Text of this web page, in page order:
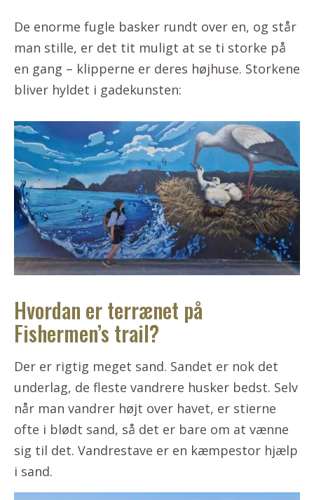
De enorme fugle basker rundt over en, og står
man stille, er det tit muligt at se ti storke på
en gang – klipperne er deres højhuse. Storkene
bliver hyldet i gadekunsten:
Hvordan er terrænet på
Fishermen’s trail?
Der er rigtig meget sand. Sandet er nok det
underlag, de fleste vandrere husker bedst. Selv
når man vandrer højt over havet, er stierne
ofte i blødt sand, så det er bare om at vænne
sig til det. Vandrestave er en kæmpestor hjælp
i sand.